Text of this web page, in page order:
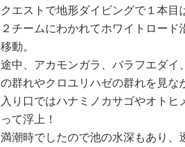
クエストで地形ダイビングで１本目
２チームにわかれてホワイトロー
移動。
途中、アカモンガラ、バラフエダ
の群れやクロユリハゼの群れを見な
入り口ではハナミノカサゴやオト
って浮上！
満潮時でしたので池の水深もあり